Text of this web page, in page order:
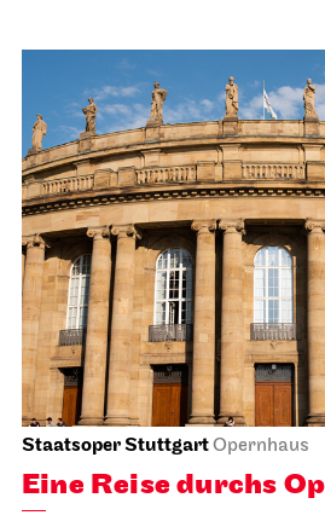
Staatsoper StuttgartOpernhaus
Eine Reise durchs